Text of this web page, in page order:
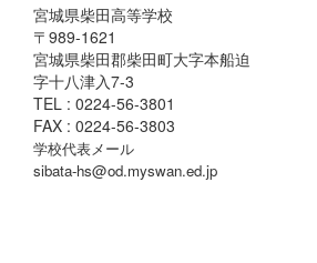
宮城県柴田高等学校
〒989-1621
宮城県柴田郡柴田町大字本船迫
字十八津入7-3
TEL : 0224-56-3801
FAX : 0224-56-3803
学校代表メール
sibata-hs@od.myswan.ed.jp